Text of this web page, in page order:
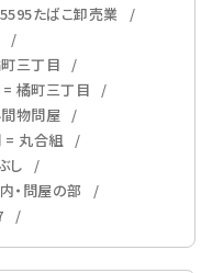
たばこ卸売業
三丁目
= 橘町三丁目
間物問屋
= 丸合組
し
・問屋の部